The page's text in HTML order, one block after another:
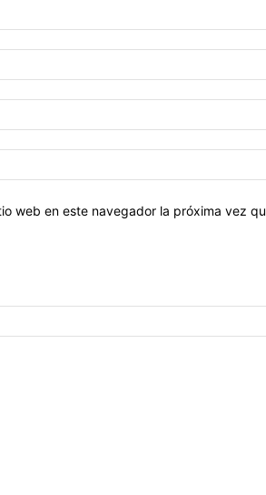
web en este navegador la próxima vez